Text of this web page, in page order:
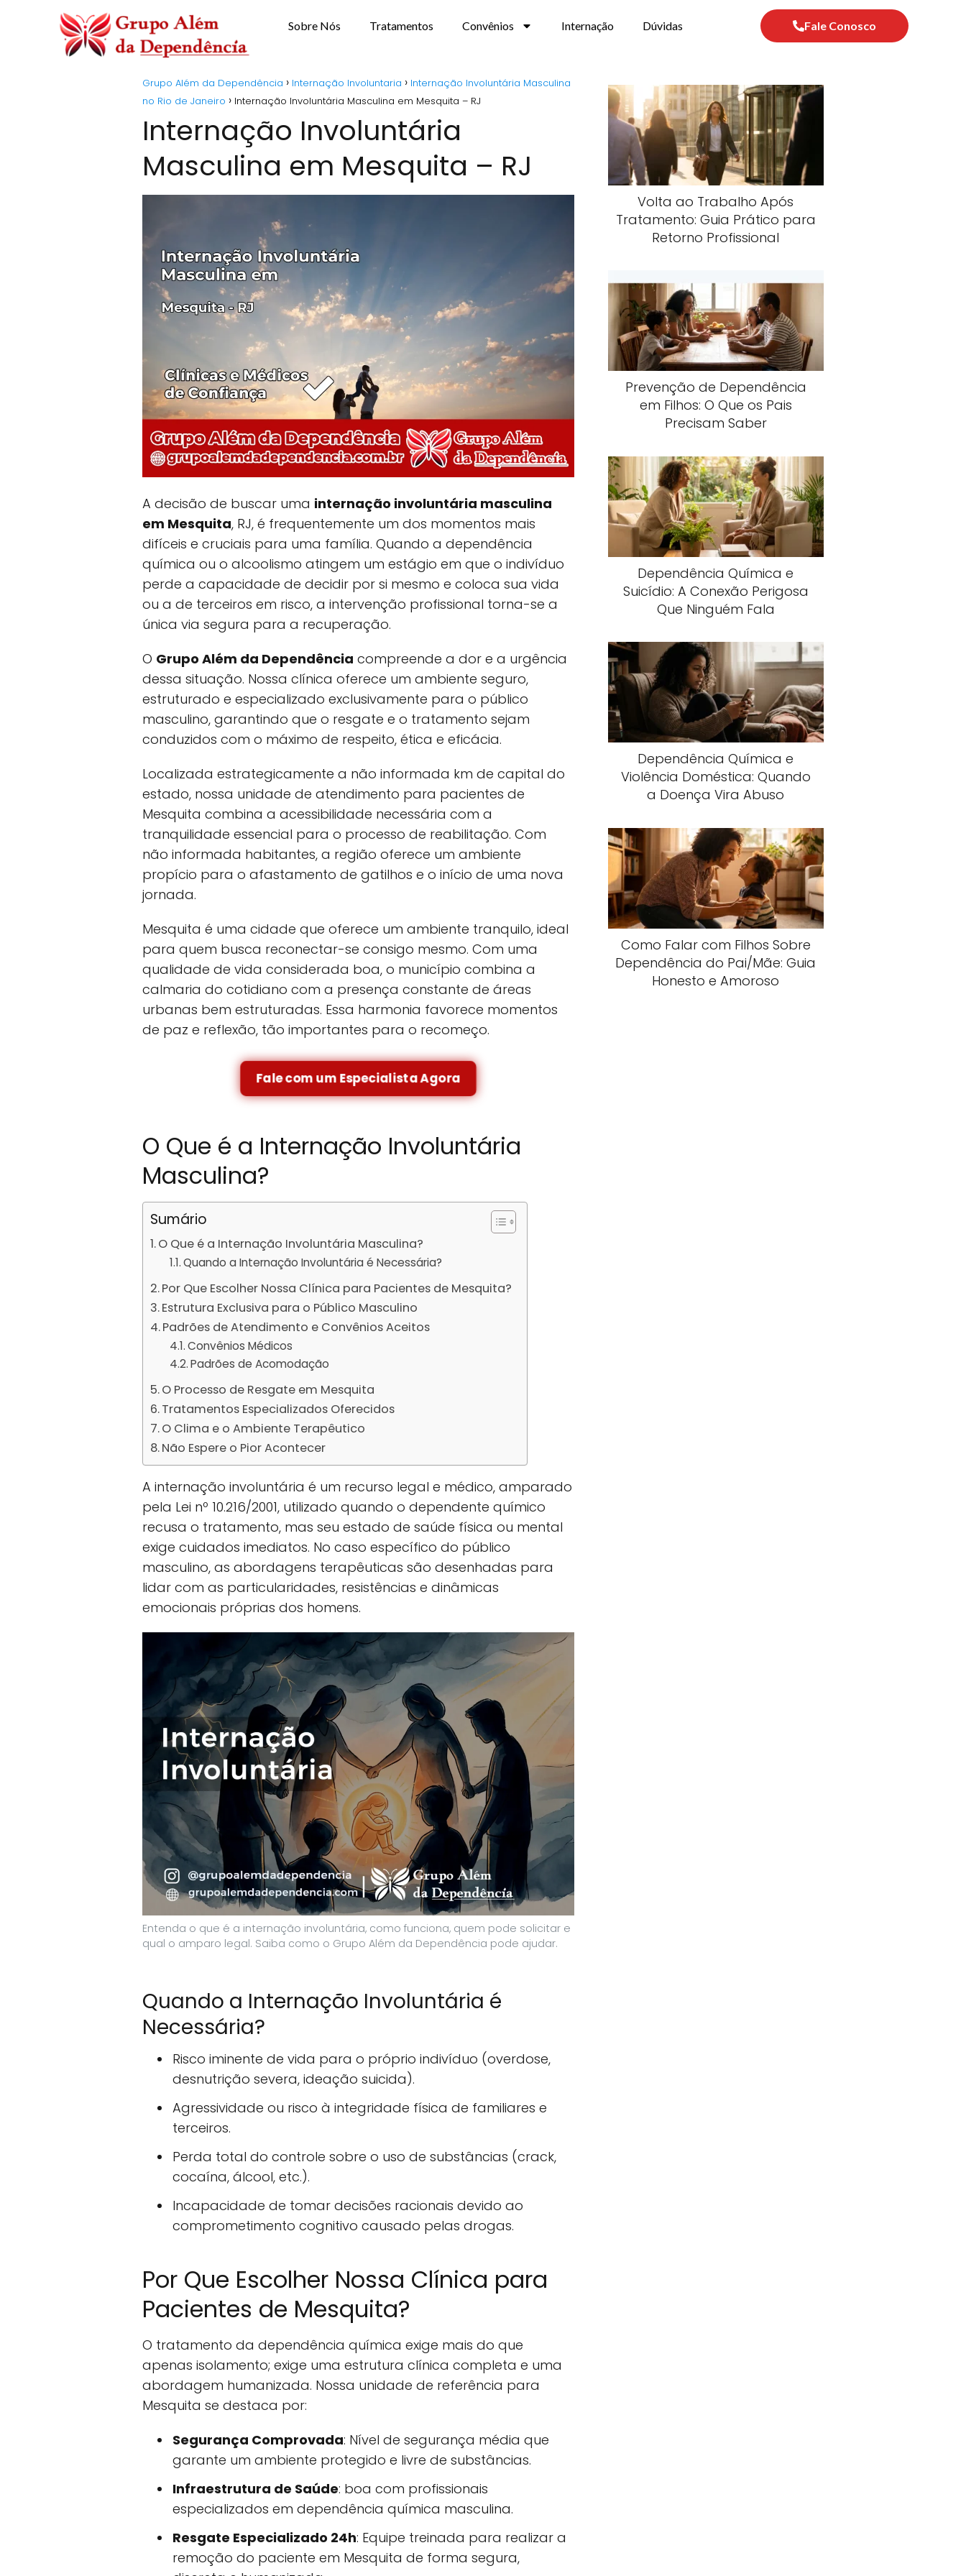
Sobre Nós Tratamentos Convênios Internação Dúvidas Fale Conosco
Grupo Além da Dependência Internação Involuntaria
Internação Involuntária Masculina
no Rio de Janeiro
Internação Involuntária Masculina em Mesquita – RJ
Internação Involuntária
Masculina em Mesquita – RJ
A decisão de buscar uma internação involuntária masculina
em Mesquita, RJ, é frequentemente um dos momentos mais
difíceis e cruciais para uma família. Quando a dependência
química ou o alcoolismo atingem um estágio em que o indivíduo
perde a capacidade de decidir por si mesmo e coloca sua vida
ou a de terceiros em risco, a intervenção profissional torna-se a
única via segura para a recuperação.
O Grupo Além da Dependência compreende a dor e a urgência
dessa situação. Nossa clínica oferece um ambiente seguro,
estruturado e especializado exclusivamente para o público
masculino, garantindo que o resgate e o tratamento sejam
conduzidos com o máximo de respeito, ética e eficácia.
Localizada estrategicamente a não informada km de capital do
estado, nossa unidade de atendimento para pacientes de
Mesquita combina a acessibilidade necessária com a
tranquilidade essencial para o processo de reabilitação. Com
não informada habitantes, a região oferece um ambiente
propício para o afastamento de gatilhos e o início de uma nova
jornada.
Mesquita é uma cidade que oferece um ambiente tranquilo, ideal
para quem busca reconectar-se consigo mesmo. Com uma
qualidade de vida considerada boa, o município combina a
calmaria do cotidiano com a presença constante de áreas
urbanas bem estruturadas. Essa harmonia favorece momentos
de paz e reflexão, tão importantes para o recomeço.
Fale com um Especialista Agora
O Que é a Internação Involuntária
Masculina?
Sumário
O Que é a Internação Involuntária Masculina?
Quando a Internação Involuntária é Necessária?
Por Que Escolher Nossa Clínica para Pacientes de Mesquita?
Estrutura Exclusiva para o Público Masculino
Padrões de Atendimento e Convênios Aceitos
Convênios Médicos
Padrões de Acomodação
O Processo de Resgate em Mesquita
Tratamentos Especializados Oferecidos
O Clima e o Ambiente Terapêutico
Não Espere o Pior Acontecer
A internação involuntária é um recurso legal e médico, amparado
pela Lei nº 10.216/2001, utilizado quando o dependente químico
recusa o tratamento, mas seu estado de saúde física ou mental
exige cuidados imediatos. No caso específico do público
masculino, as abordagens terapêuticas são desenhadas para
lidar com as particularidades, resistências e dinâmicas
emocionais próprias dos homens.
Entenda o que é a internação involuntária, como funciona, quem pode solicitar e
qual o amparo legal. Saiba como o Grupo Além da Dependência pode ajudar.
Quando a Internação Involuntária é
Necessária?
Risco iminente de vida para o próprio indivíduo (overdose,
desnutrição severa, ideação suicida).
Agressividade ou risco à integridade física de familiares e
terceiros.
Perda total do controle sobre o uso de substâncias (crack,
cocaína, álcool, etc.).
Incapacidade de tomar decisões racionais devido ao
comprometimento cognitivo causado pelas drogas.
Por Que Escolher Nossa Clínica para
Pacientes de Mesquita?
O tratamento da dependência química exige mais do que
apenas isolamento; exige uma estrutura clínica completa e uma
abordagem humanizada. Nossa unidade de referência para
Mesquita se destaca por:
Segurança Comprovada: Nível de segurança média que
garante um ambiente protegido e livre de substâncias.
Infraestrutura de Saúde: boa com profissionais
especializados em dependência química masculina.
Resgate Especializado 24h: Equipe treinada para realizar a
remoção do paciente em Mesquita de forma segura,
Volta ao Trabalho Após
Tratamento: Guia Prático para
Retorno Profissional
Prevenção de Dependência
em Filhos: O Que os Pais
Precisam Saber
Dependência Química e
Suicídio: A Conexão Perigosa
Que Ninguém Fala
Dependência Química e
Violência Doméstica: Quando
a Doença Vira Abuso
Como Falar com Filhos Sobre
Dependência do Pai/Mãe: Guia
Honesto e Amoroso